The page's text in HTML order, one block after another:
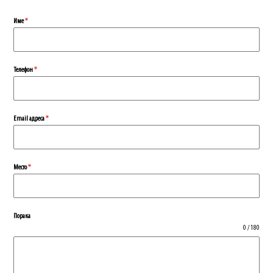
Име*
Телефон*
Еmail адреса*
Место*
Порака
0 / 180